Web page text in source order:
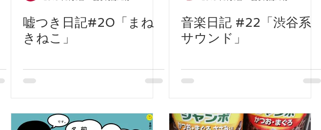
嘘つき日記#20「まね
きねこ」
音楽日記 #22「渋谷系
サウンド」